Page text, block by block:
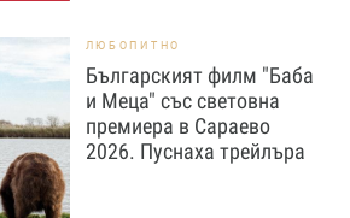
ЛЮБОПИТНО
Българският филм "Баба
и Меца" със световна
премиера в Сараево
2026. Пуснаха трейлъра